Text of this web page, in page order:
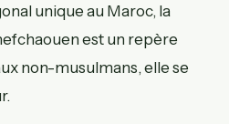
unique au Maroc, la
est un repère
non-musulmans, elle se